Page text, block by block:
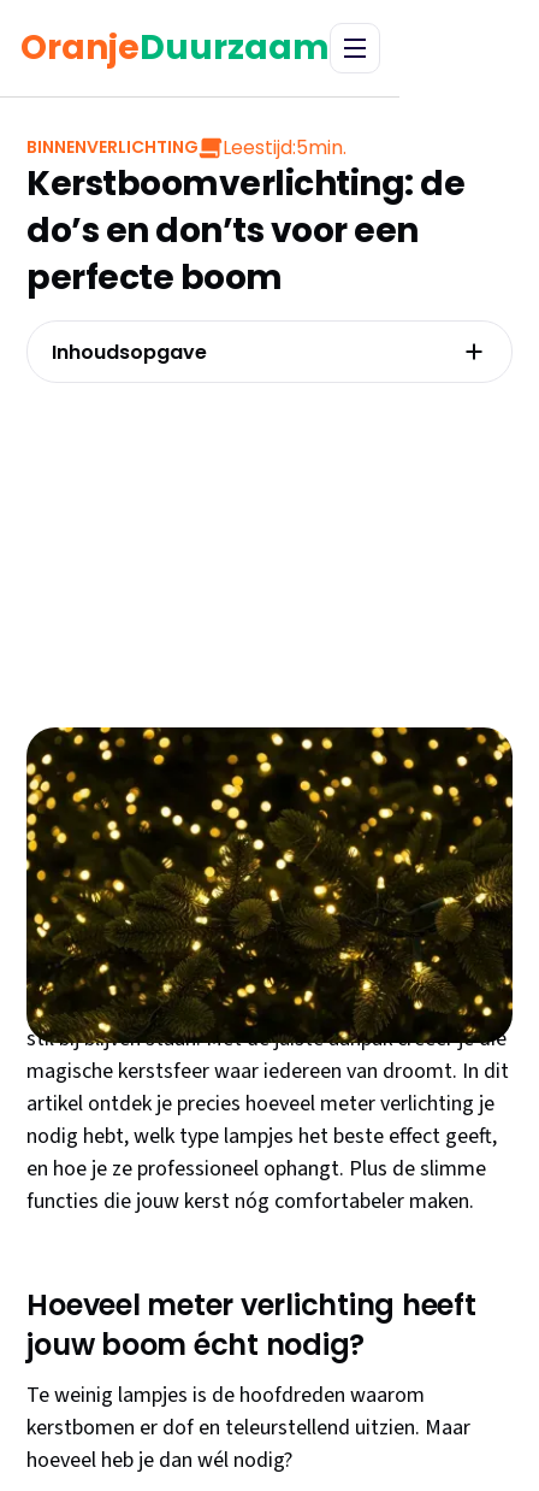
OranjeDuurzaam
BINNENVERLICHTING Leestijd:5min.
Kerstboomverlichting: de
do’s en don’ts voor een
perfecte boom
De meeste mensen maken dezelfde cruciale fout bij
hun kerstboomverlichting: ze kiezen te weinig lampjes
en hangen ze verkeerd op. Het resultaat? Een trieste
boom met donkere plekken en een half zo feestelijke
sfeer als je had gewild. Wat weinig mensen beseffen:
de juiste kerstboomverlichting maakt het verschil
tussen een 'leuke poging' en een boom waar je gasten
stil bij blijven staan. Met de juiste aanpak creëer je die
magische kerstsfeer waar iedereen van droomt. In dit
artikel ontdek je precies hoeveel meter verlichting je
nodig hebt, welk type lampjes het beste effect geeft,
en hoe je ze professioneel ophangt. Plus de slimme
functies die jouw kerst nóg comfortabeler maken.
Hoeveel meter verlichting heeft
jouw boom écht nodig?
Te weinig lampjes is de hoofdreden waarom
kerstbomen er dof en teleurstellend uitzien. Maar
hoeveel heb je dan wél nodig?
Inhoudsopgave